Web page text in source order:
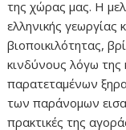
της χώρας μας. Η
ελληνικής γεωργίας
βιοποικιλότητας,
κινδύνους λόγω της
παρατεταμένων
των παράνομων
πρακτικές της